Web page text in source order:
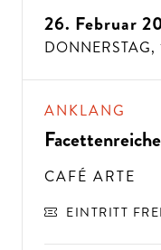
26. Februar
DONNERSTAG,
ANKLANG
CAFÉ ARTE
EINTRITT FREI